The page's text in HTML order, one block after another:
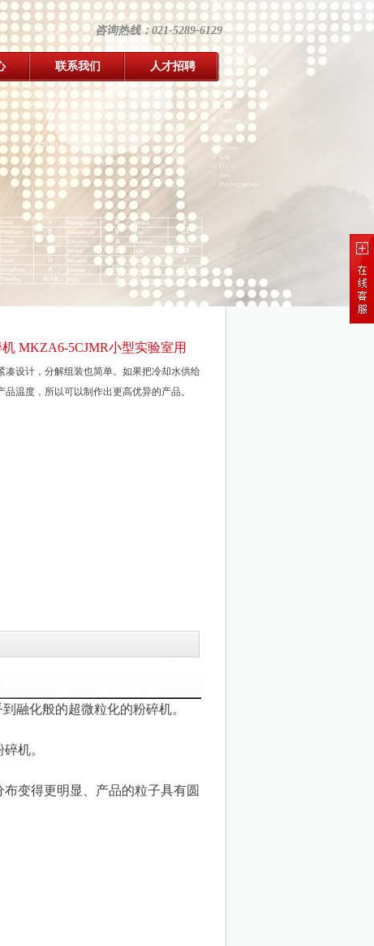
咨询热线：021-5289-6129
联系我们 人才招聘
МKZA6-5CJMR小型实验室用
凑设计，分解组装也简单。如果把冷却水供给
温度，所以可以制作出更高优异的产品。
融化般的超微粒化的粉碎机。
机。
变得更明显、产品的粒子具有圆